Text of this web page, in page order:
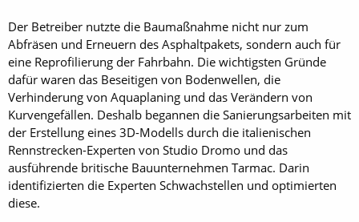
Der Betreiber nutzte die Baumaßnahme nicht nur zum
Abfräsen und Erneuern des Asphaltpakets, sondern auch für
eine Reprofilierung der Fahrbahn. Die wichtigsten Gründe
dafür waren das Beseitigen von Bodenwellen, die
Verhinderung von Aquaplaning und das Verändern von
Kurvengefällen. Deshalb begannen die Sanierungsarbeiten mit
der Erstellung eines 3D-Modells durch die italienischen
Rennstrecken-Experten von Studio Dromo und das
ausführende britische Bauunternehmen Tarmac. Darin
identifizierten die Experten Schwachstellen und optimierten
diese.